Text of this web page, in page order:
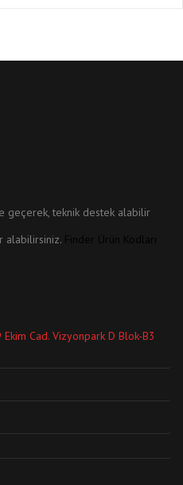
geçerek, teknik destek alabilir
alabilirsiniz.
Cad. Vizyonpark D Blok-B3